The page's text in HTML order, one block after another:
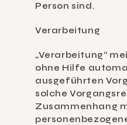
Person sind.
Verarbeitung
„Verarbeitung“
ohne Hilfe
ausgeführten
solche
Zusammenhang